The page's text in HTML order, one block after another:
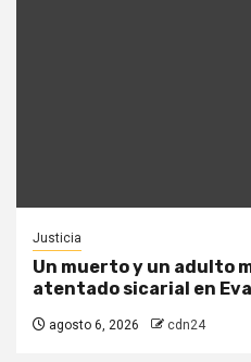
Justicia
Un muerto y un adulto
atentado sicarial en
agosto 6, 2026 cdn24